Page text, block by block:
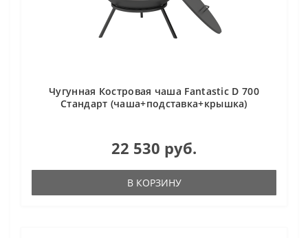
Чугунная Костровая чаша Fantastic D 700
Стандарт (чаша+подставка+крышка)
22 530 руб.
В КОРЗИНУ